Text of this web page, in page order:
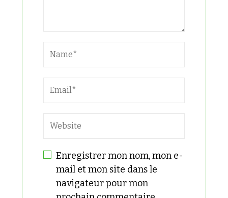
Enregistrer mon nom, mon e-
mail et mon site dans le
navigateur pour mon